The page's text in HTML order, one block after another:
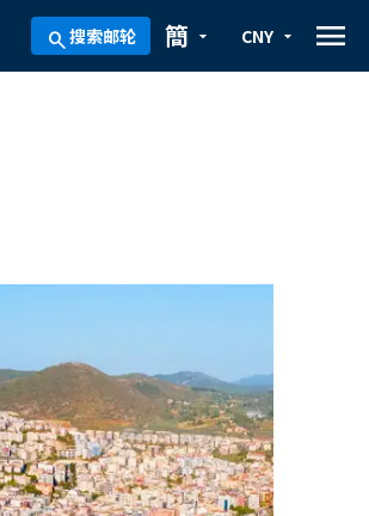
search搜索邮轮 arrow_drop_down
簡 arrow_drop_down
CNY menu